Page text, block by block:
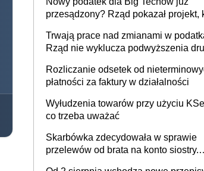
przesądzony? Rząd pokazał projekt,
Trwają prace nad zmianami w
Rząd nie wyklucza podwyższenia
Rozliczanie odsetek od
płatności za faktury w działalności
Wyłudzenia towarów przy użyciu
co trzeba uważać
Skarbówka zdecydowała w sprawie
przelewów od brata na konto siostry.